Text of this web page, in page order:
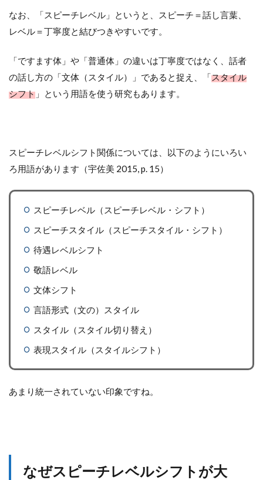
なお、「スピーチレベル」というと、スピーチ＝話し言葉、
レベル＝丁寧度と結びつきやすいです。
「ですます体」や「普通体」の違いは丁寧度ではなく、話者
の話し方の「文体（スタイル）」であると捉え、「スタイル
シフト 」という用語を使う研究もあります。
スピーチレベルシフト関係については、以下のようにいろい
ろ用語があります（宇佐美 2015, p. 15）
スピーチレベル（スピーチレベル・シフト）
スピーチスタイル（スピーチスタイル・シフト）
待遇レベルシフト
敬語レベル
文体シフト
言語形式（文の）スタイル
スタイル（スタイル切り替え）
表現スタイル（スタイルシフト）
あまり統一されていない印象ですね。
なぜスピーチレベルシフトが大